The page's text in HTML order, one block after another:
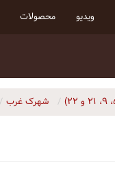
ویدیو محصولات
شهرک غرب